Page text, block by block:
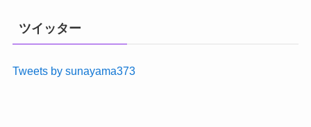
ツイッター
Tweets by sunayama373